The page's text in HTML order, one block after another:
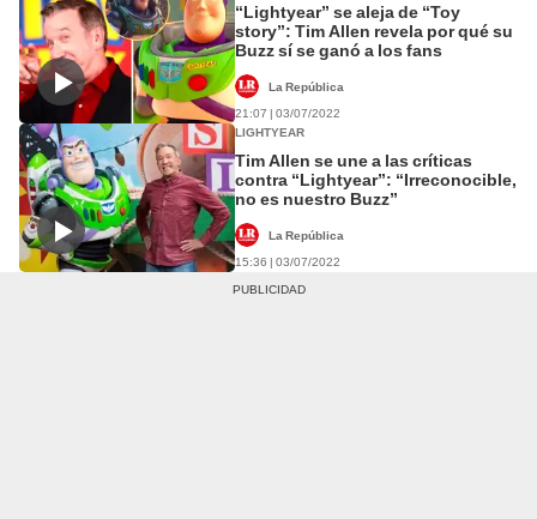
“Lightyear” se aleja de “Toy
story”: Tim Allen revela por qué su
Buzz sí se ganó a los fans
La República
21:07 | 03/07/2022
LIGHTYEAR
Tim Allen se une a las críticas
contra “Lightyear”: “Irreconocible,
no es nuestro Buzz”
La República
15:36 | 03/07/2022